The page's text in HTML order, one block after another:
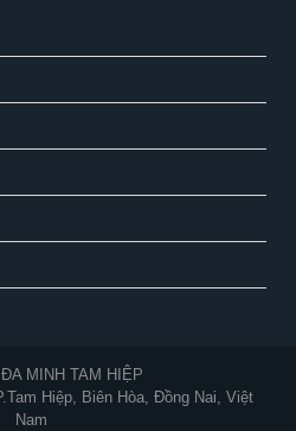
MINH TAM HIỆP
Hiệp, Biên Hòa, Đồng Nai, Việt
Nam